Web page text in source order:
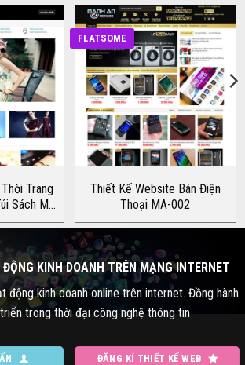
Trang
Sách MA-
FLATSOME
Thiết Kế Website Bán Điện
Thoại MA-002
KINH DOANH TRÊN MẠNG INTERNET
động kinh doanh online trên internet. Đồng hành
trong thời đại công nghệ thông tin
ĐĂNG KÍ THIẾT KẾ WEB